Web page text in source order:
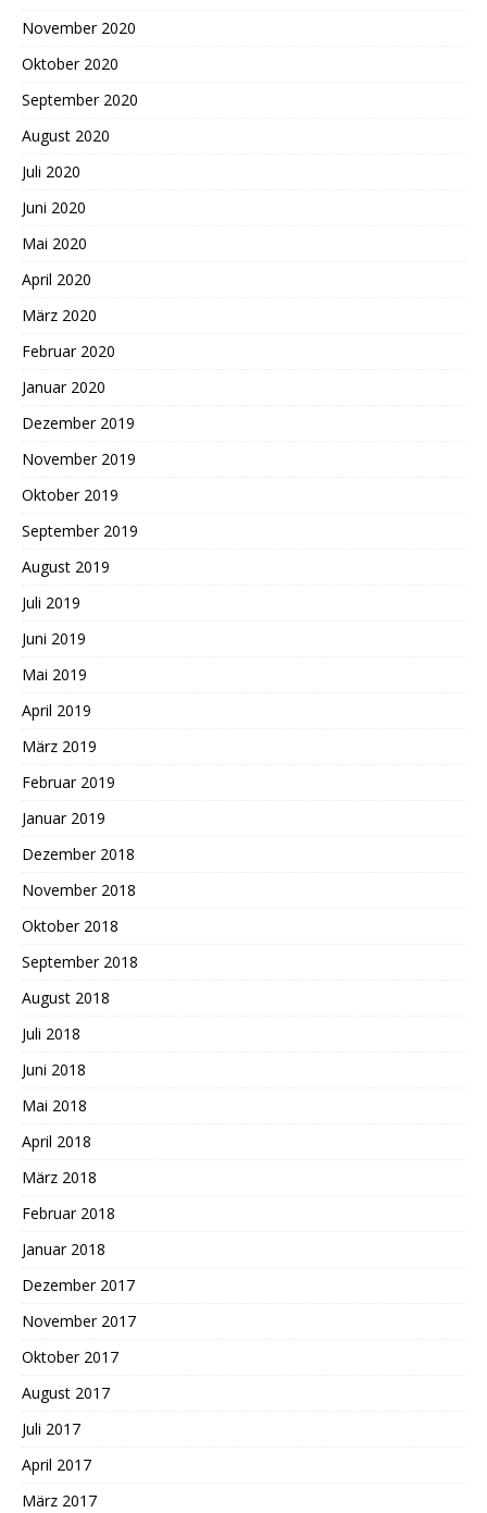
November 2020
Oktober 2020
September 2020
August 2020
Juli 2020
Juni 2020
Mai 2020
April 2020
März 2020
Februar 2020
Januar 2020
Dezember 2019
November 2019
Oktober 2019
September 2019
August 2019
Juli 2019
Juni 2019
Mai 2019
April 2019
März 2019
Februar 2019
Januar 2019
Dezember 2018
November 2018
Oktober 2018
September 2018
August 2018
Juli 2018
Juni 2018
Mai 2018
April 2018
März 2018
Februar 2018
Januar 2018
Dezember 2017
November 2017
Oktober 2017
August 2017
Juli 2017
April 2017
März 2017